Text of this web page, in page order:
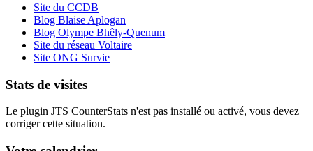
Site du CCDB
Blog Blaise Aplogan
Blog Olympe Bhêly-Quenum
Site du réseau Voltaire
Site ONG Survie
Stats de visites
Le plugin JTS CounterStats n'est pas installé ou activé, vous devez
corriger cette situation.